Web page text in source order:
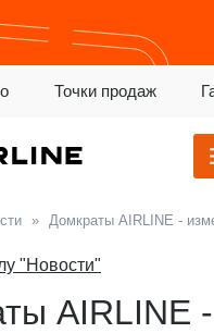
Точки продаж
» Домкраты AIRLINE -
"Новости"
AIRLINE